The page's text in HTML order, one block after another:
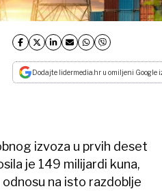
Dodajte lidermedia.hr u omiljeni Google
izvoza u prvih deset
je 149 milijardi kuna,
na isto razdoblje